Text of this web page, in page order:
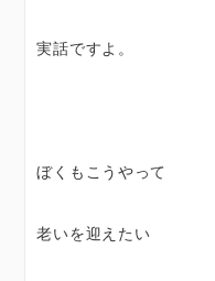
実話ですよ。
ぼくもこうやって
老いを迎えたい